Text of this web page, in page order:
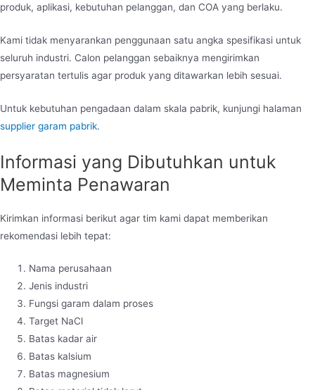
produk, aplikasi, kebutuhan pelanggan, dan COA yang berlaku.
Kami tidak menyarankan penggunaan satu angka spesifikasi untuk
seluruh industri. Calon pelanggan sebaiknya mengirimkan
persyaratan tertulis agar produk yang ditawarkan lebih sesuai.
Untuk kebutuhan pengadaan dalam skala pabrik, kunjungi halaman
supplier garam pabrik.
Informasi yang Dibutuhkan untuk
Meminta Penawaran
Kirimkan informasi berikut agar tim kami dapat memberikan
rekomendasi lebih tepat:
Nama perusahaan
Jenis industri
Fungsi garam dalam proses
Target NaCl
Batas kadar air
Batas kalsium
Batas magnesium